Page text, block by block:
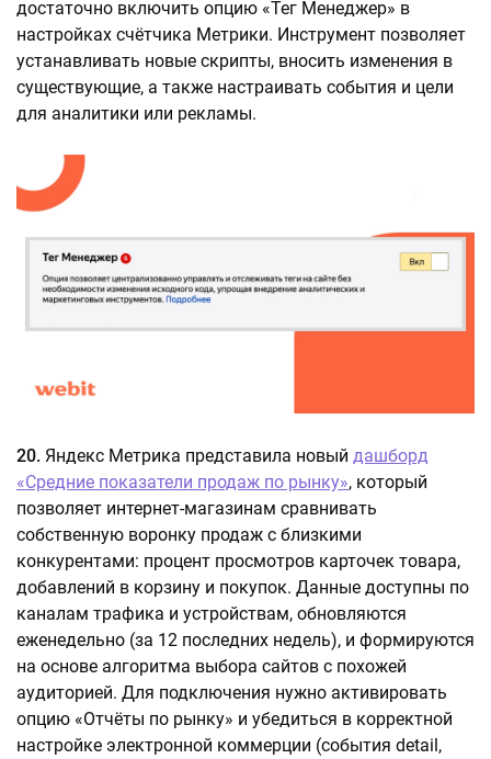
достаточно включить опцию «Тег Менеджер» в
настройках счётчика Метрики. Инструмент позволяет
устанавливать новые скрипты, вносить изменения в
существующие, а также настраивать события и цели
для аналитики или рекламы.
20. Яндекс Метрика представила новый дашборд
«Средние показатели продаж по рынку», который
позволяет интернет-магазинам сравнивать
собственную воронку продаж с близкими
конкурентами: процент просмотров карточек товара,
добавлений в корзину и покупок. Данные доступны по
каналам трафика и устройствам, обновляются
еженедельно (за 12 последних недель), и формируются
на основе алгоритма выбора сайтов с похожей
аудиторией. Для подключения нужно активировать
опцию «Отчёты по рынку» и убедиться в корректной
настройке электронной коммерции (события detail,